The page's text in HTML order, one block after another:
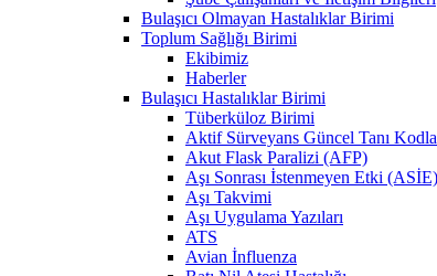
Bulaşıcı Olmayan Hastalıklar Birimi
Toplum Sağlığı Birimi
Ekibimiz
Haberler
Bulaşıcı Hastalıklar Birimi
Tüberküloz Birimi
Aktif Sürveyans Güncel Tanı
Akut Flask Paralizi (AFP)
Aşı Sonrası İstenmeyen Etki (ASİE)
Aşı Takvimi
Aşı Uygulama Yazıları
ATS
Avian İnfluenza